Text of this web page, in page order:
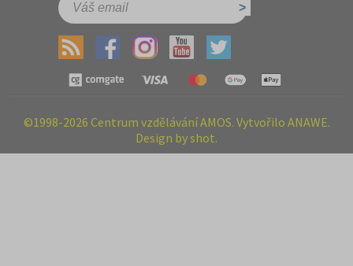
©1998-2026 Centrum vzdělávání AMOS. Vytvořilo ANAWE.
Design by shot.